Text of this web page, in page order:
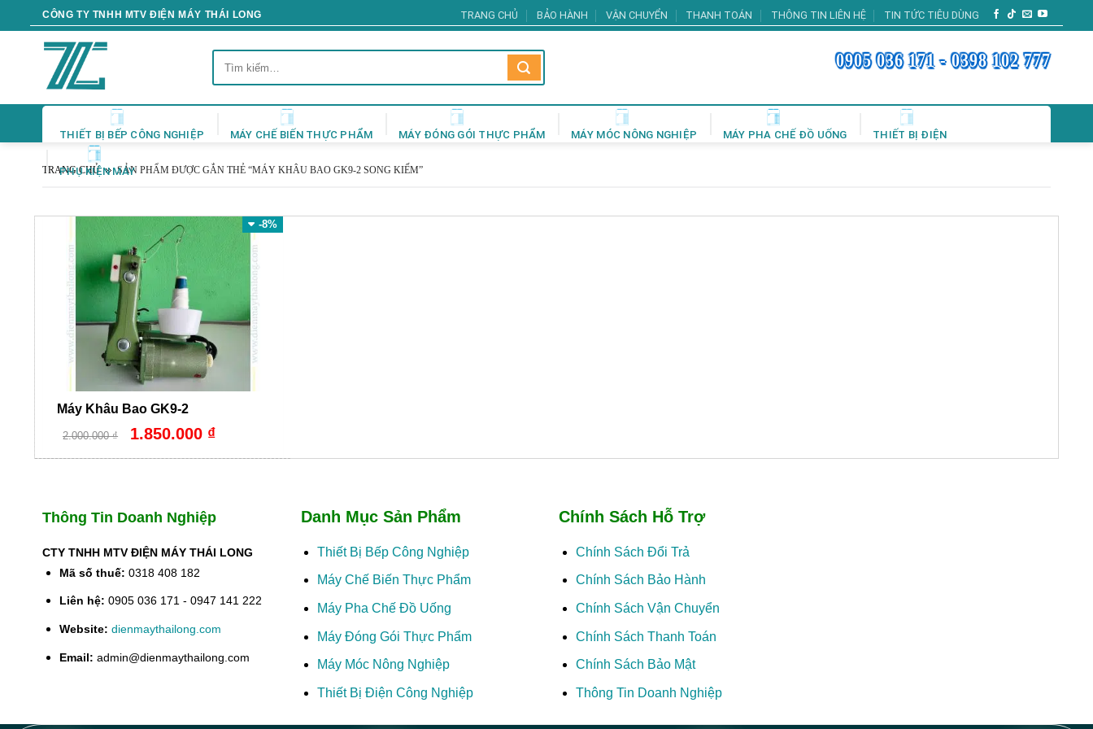
to
CÔNG TY TNHH MTV ĐIỆN MÁY THÁI LONG TRANG CHỦ BẢO HÀNH VẬN CHUYỂN THANH TOÁN THÔNG TIN LIÊN HỆ TIN TỨC TIÊU DÙNG
0905 036 171 - 0398 102 777
THIẾT BỊ BẾP CÔNG NGHIỆP MÁY CHẾ BIẾN THỰC PHẨM MÁY ĐÓNG GÓI THỰC PHẨM MÁY MÓC NÔNG NGHIỆP MÁY PHA CHẾ ĐỒ UỐNG THIẾT BỊ ĐIỆN
PHỤ KIỆN MÁY
TRANG CHỦ SẢN PHẨM ĐƯỢC GẮN THẺ “MÁY KHÂU BAO GK9-2 SONG KIẾM”
-8%
Máy Khâu Bao GK9-2
2.000.000₫
Giá
gốc
1.850.000 ₫Giá
hiện
Thông Tin Doanh Nghiệp
CTY TNHH MTV ĐIỆN MÁY THÁI LONG
Mã số thuế: 0318 408 182
Liên hệ: 0905 036 171 - 0947 141 222
Website: dienmaythailong.com
Email: admin@dienmaythailong.com
Danh Mục Sản Phẩm
Thiết Bị Bếp Công Nghiệp
Máy Chế Biến Thực Phẩm
Máy Pha Chế Đồ Uống
Máy Đóng Gói Thực Phẩm
Máy Móc Nông Nghiệp
Thiết Bị Điện Công Nghiệp
Chính Sách Hỗ Trợ
Chính Sách Đổi Trả
Chính Sách Bảo Hành
Chính Sách Vận Chuyển
Chính Sách Thanh Toán
Chính Sách Bảo Mật
Thông Tin Doanh Nghiệp